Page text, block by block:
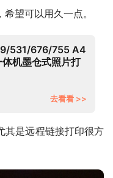
望可以用久一点。
531/676/755 A4
机墨仓式照片打
去看看 >>
其是远程链接打印很方